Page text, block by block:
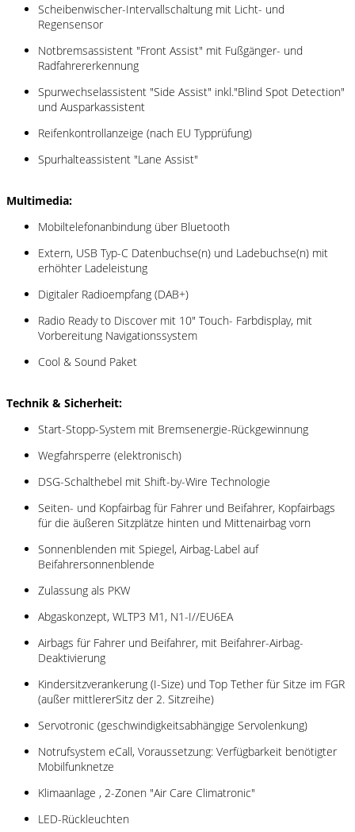
Scheibenwischer-Intervallschaltung mit Licht- und
Regensensor
Notbremsassistent "Front Assist" mit Fußgänger- und
Radfahrererkennung
Spurwechselassistent "Side Assist" inkl."Blind Spot Detection"
und Ausparkassistent
Reifenkontrollanzeige (nach EU Typprüfung)
Spurhalteassistent "Lane Assist"
Multimedia:
Mobiltelefonanbindung über Bluetooth
Extern, USB Typ-C Datenbuchse(n) und Ladebuchse(n) mit
erhöhter Ladeleistung
Digitaler Radioempfang (DAB+)
Radio Ready to Discover mit 10" Touch- Farbdisplay, mit
Vorbereitung Navigationssystem
Cool & Sound Paket
Technik & Sicherheit:
Start-Stopp-System mit Bremsenergie-Rückgewinnung
Wegfahrsperre (elektronisch)
DSG-Schalthebel mit Shift-by-Wire Technologie
Seiten- und Kopfairbag für Fahrer und Beifahrer, Kopfairbags
für die äußeren Sitzplätze hinten und Mittenairbag vorn
Sonnenblenden mit Spiegel, Airbag-Label auf
Beifahrersonnenblende
Zulassung als PKW
Abgaskonzept, WLTP3 M1, N1-I//EU6EA
Airbags für Fahrer und Beifahrer, mit Beifahrer-Airbag-
Deaktivierung
Kindersitzverankerung (I-Size) und Top Tether für Sitze im FGR
(außer mittlererSitz der 2. Sitzreihe)
Servotronic (geschwindigkeitsabhängige Servolenkung)
Notrufsystem eCall, Voraussetzung: Verfügbarkeit benötigter
Mobilfunknetze
Klimaanlage , 2-Zonen "Air Care Climatronic"
LED-Rückleuchten